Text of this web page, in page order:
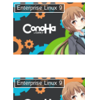
Enterprise Linux 9
Enterprise Linux 9